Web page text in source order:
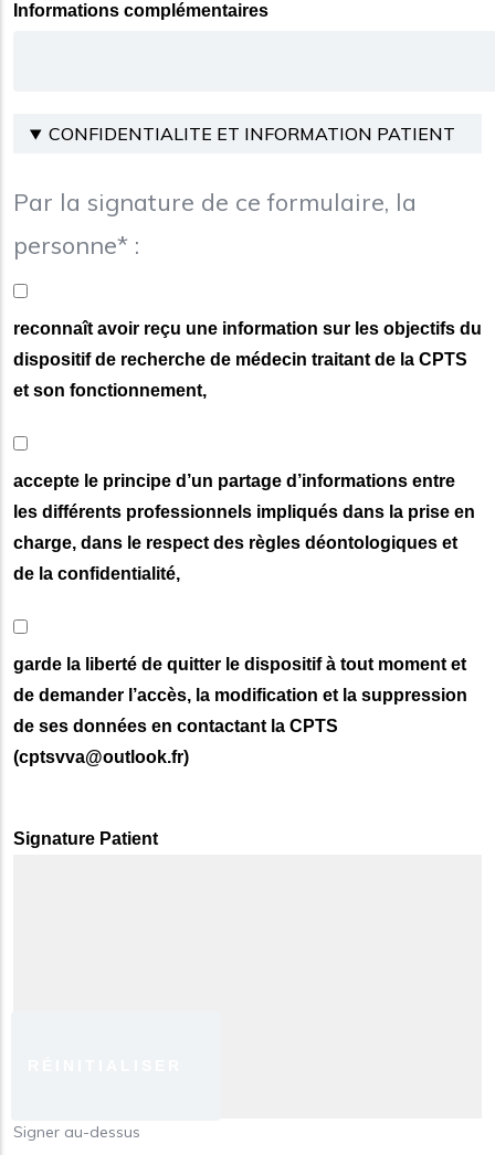
Informations complémentaires
CONFIDENTIALITE ET INFORMATION PATIENT
Par la signature de ce formulaire, la
personne* :
reconnaît avoir reçu une information sur les objectifs du
dispositif de recherche de médecin traitant de la CPTS
et son fonctionnement,
accepte le principe d’un partage d’informations entre
les différents professionnels impliqués dans la prise en
charge, dans le respect des règles déontologiques et
de la confidentialité,
garde la liberté de quitter le dispositif à tout moment et
de demander l’accès, la modification et la suppression
de ses données en contactant la CPTS
(cptsvva@outlook.fr)
Signature Patient
Signer au-dessus